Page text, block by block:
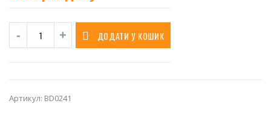
ДОДАТИ У КОШИК
Артикул: BD0241